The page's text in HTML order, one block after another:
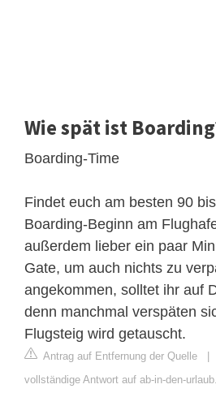
Wie spät ist
Boarding-Time
Findet euch am besten 90
Boarding-Beginn am
außerdem lieber ein paar
Gate, um auch nichts zu
angekommen, solltet ihr auf
denn manchmal verspäten
Flugsteig wird getauscht.
Antrag auf Entfernung der Quelle |
vollständige Antwort auf ab-in-den-